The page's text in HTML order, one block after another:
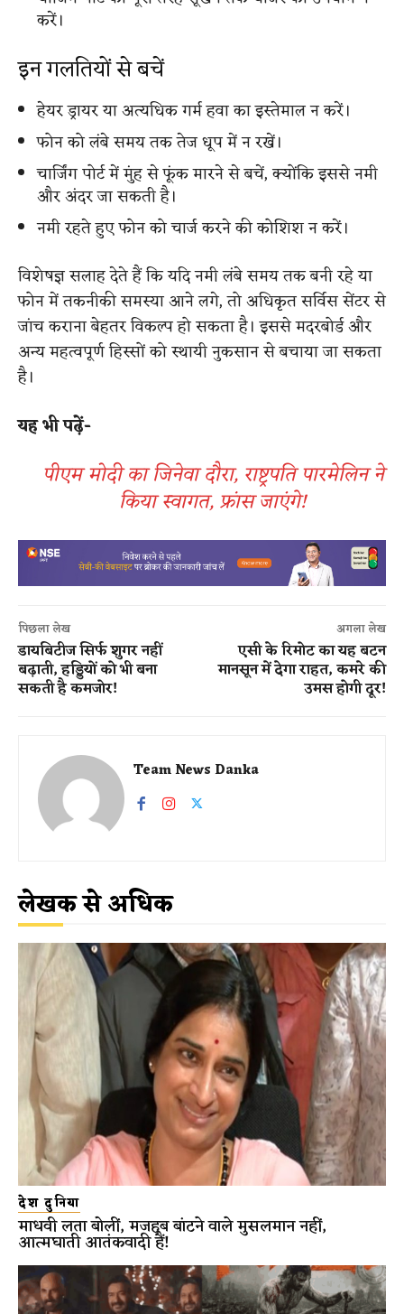
करें।
इन गलतियों से बचें
हेयर ड्रायर या अत्यधिक गर्म हवा का इस्तेमाल न करें।
फोन को लंबे समय तक तेज धूप में न रखें।
चार्जिंग पोर्ट में मुंह से फूंक मारने से बचें, क्योंकि इससे नमी
और अंदर जा सकती है।
नमी रहते हुए फोन को चार्ज करने की कोशिश न करें।
विशेषज्ञ सलाह देते हैं कि यदि नमी लंबे समय तक बनी रहे या
फोन में तकनीकी समस्या आने लगे, तो अधिकृत सर्विस सेंटर से
जांच कराना बेहतर विकल्प हो सकता है। इससे मदरबोर्ड और
अन्य महत्वपूर्ण हिस्सों को स्थायी नुकसान से बचाया जा सकता
है।
यह​ भीपढ़ें​-
​​पीएम मोदी का जिनेवा दौरा, राष्ट्रपति पारमेलिन ने
किया स्वागत, फ्रांस जाएंगे!
पिछला लेख
डायबिटीज सिर्फ शुगर नहीं
बढ़ाती, हड्डियों को भी बना
सकती है कमजोर!
अगला लेख
एसी के रिमोट का यह बटन
मानसून में देगा राहत, कमरे की
उमस होगी दूर!
Team News Danka
लेखक से अधिक
देश दुनिया
माधवी लता बोलीं, मजहब बांटने वाले मुसलमान नहीं,
आत्मघाती आतंकवादी हैं!